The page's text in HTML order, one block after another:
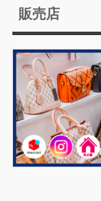
販売店